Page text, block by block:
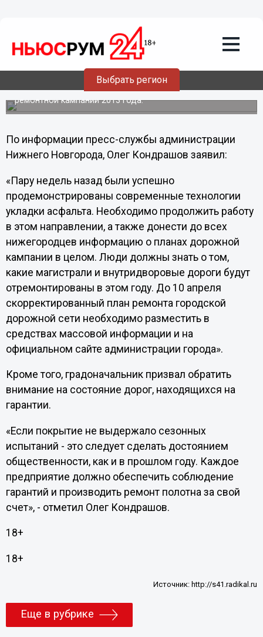
Выбрать регион
4 марта в ходе еженедельного оперативного совещания
глава администрации Нижнего Новгорода дал
поручение директору департамента по дорожному
хозяйству Андрею Жижину ускорить работу по
подготовке адресного перечня дорог в рамках
ремонтной кампании 2013 года.
По информации пресс-службы администрации
Нижнего Новгорода, Олег Кондрашов заявил:
«Пару недель назад были успешно
продемонстрированы современные технологии
укладки асфальта. Необходимо продолжить работу
в этом направлении, а также донести до всех
нижегородцев информацию о планах дорожной
кампании в целом. Люди должны знать о том,
какие магистрали и внутридворовые дороги будут
отремонтированы в этом году. До 10 апреля
скорректированный план ремонта городской
дорожной сети необходимо разместить в
средствах массовой информации и на
официальном сайте администрации города».
Кроме того, градоначальник призвал обратить
внимание на состояние дорог, находящихся на
гарантии.
«Если покрытие не выдержало сезонных
испытаний - это следует сделать достоянием
общественности, как и в прошлом году. Каждое
предприятие должно обеспечить соблюдение
гарантий и производить ремонт полотна за свой
счет», - отметил Олег Кондрашов.
18+
18+
Источник:http://s41.radikal.ru
Еще в рубрике